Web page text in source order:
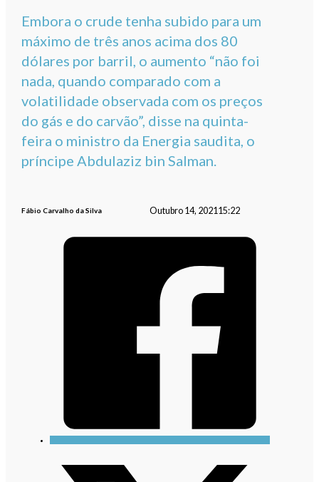
Embora o crude tenha subido para um
máximo de três anos acima dos 80
dólares por barril, o aumento “não foi
nada, quando comparado com a
volatilidade observada com os preços
do gás e do carvão”, disse na quinta-
feira o ministro da Energia saudita, o
príncipe Abdulaziz bin Salman.
Fábio Carvalho da Silva Outubro 14, 2021 15:22